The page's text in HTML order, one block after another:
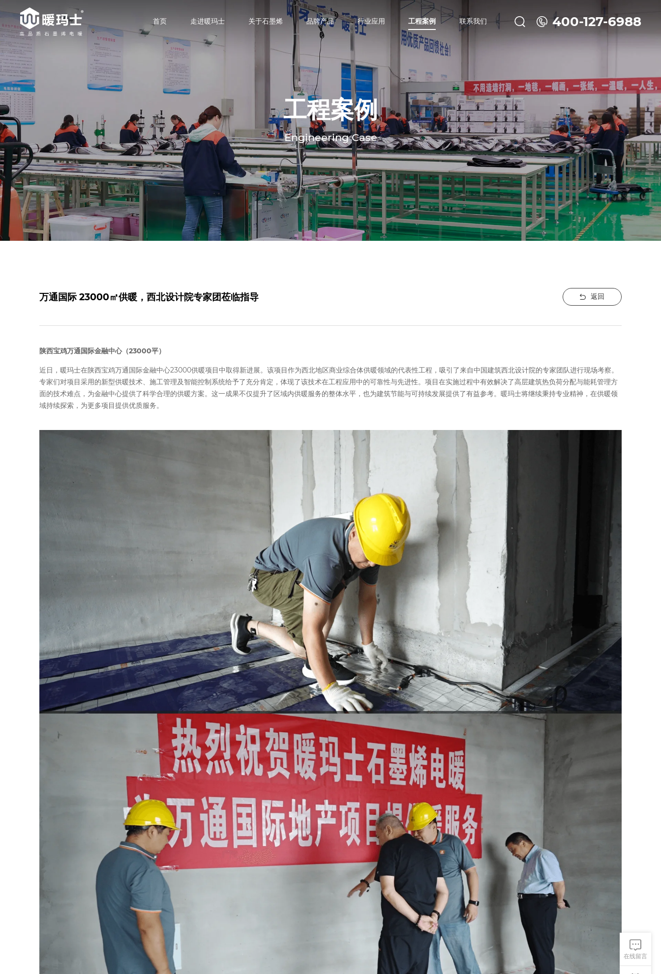
首页 走进暖玛士 关于石墨烯 品牌产品 行业应用 工程案例 联系我们 400-127-6988
工程案例
Engineering Case
万通国际 23000㎡供暖，西北设计院专家团莅临指导 返回
陕西宝鸡万通国际金融中心（23000平）
近日，暖玛士在陕西宝鸡万通国际金融中心23000供暖项目中取得新进展。该项目作为西北地区商业综合体供暖领域的代表性工程，吸引了来自中国建筑西北设计院的专家团队进行现场考察。
专家们对项目采用的新型供暖技术、施工管理及智能控制系统给予了充分肯定，体现了该技术在工程应用中的可靠性与先进性。项目在实施过程中有效解决了高层建筑热负荷分配与能耗管理方
面的技术难点，为金融中心提供了科学合理的供暖方案。这一成果不仅提升了区域内供暖服务的整体水平，也为建筑节能与可持续发展提供了有益参考。暖玛士将继续秉持专业精神，在供暖领
域持续探索，为更多项目提供优质服务。
在线留言